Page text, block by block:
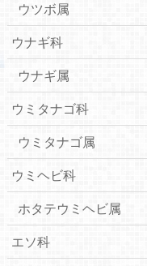
ウツボ属
ウナギ科
ウナギ属
ウミタナゴ科
ウミタナゴ属
ウミヘビ科
ホタテウミヘビ属
エソ科